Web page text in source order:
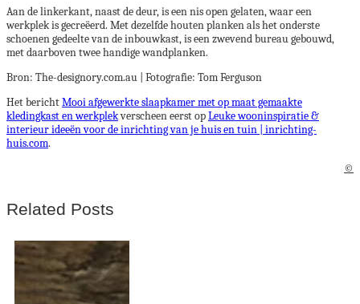
Aan de linkerkant, naast de deur, is een nis open gelaten, waar een
werkplek is gecreëerd. Met dezelfde houten planken als het onderste
schoenen gedeelte van de inbouwkast, is een zwevend bureau gebouwd,
met daarboven twee handige wandplanken.
Bron: The-designory.com.au | Fotografie: Tom Ferguson
Het berichtMooi afgewerkte slaapkamer met op maat gemaakte
kledingkast en werkplekverscheen eerst opLeuke wooninspiratie &
interieur ideeën voor de inrichting van je huis en tuin | inrichting-
huis.com.
©
Related Posts